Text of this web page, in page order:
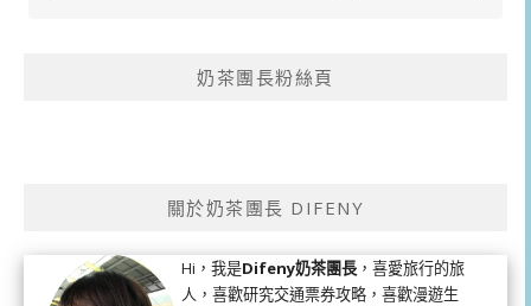
奶茶團長粉絲頁
關於奶茶團長 DIFENY
Hi，我是Difeny奶茶團長 ，喜愛旅行的旅
人，喜歡研究交通票券攻略，喜歡漫遊生